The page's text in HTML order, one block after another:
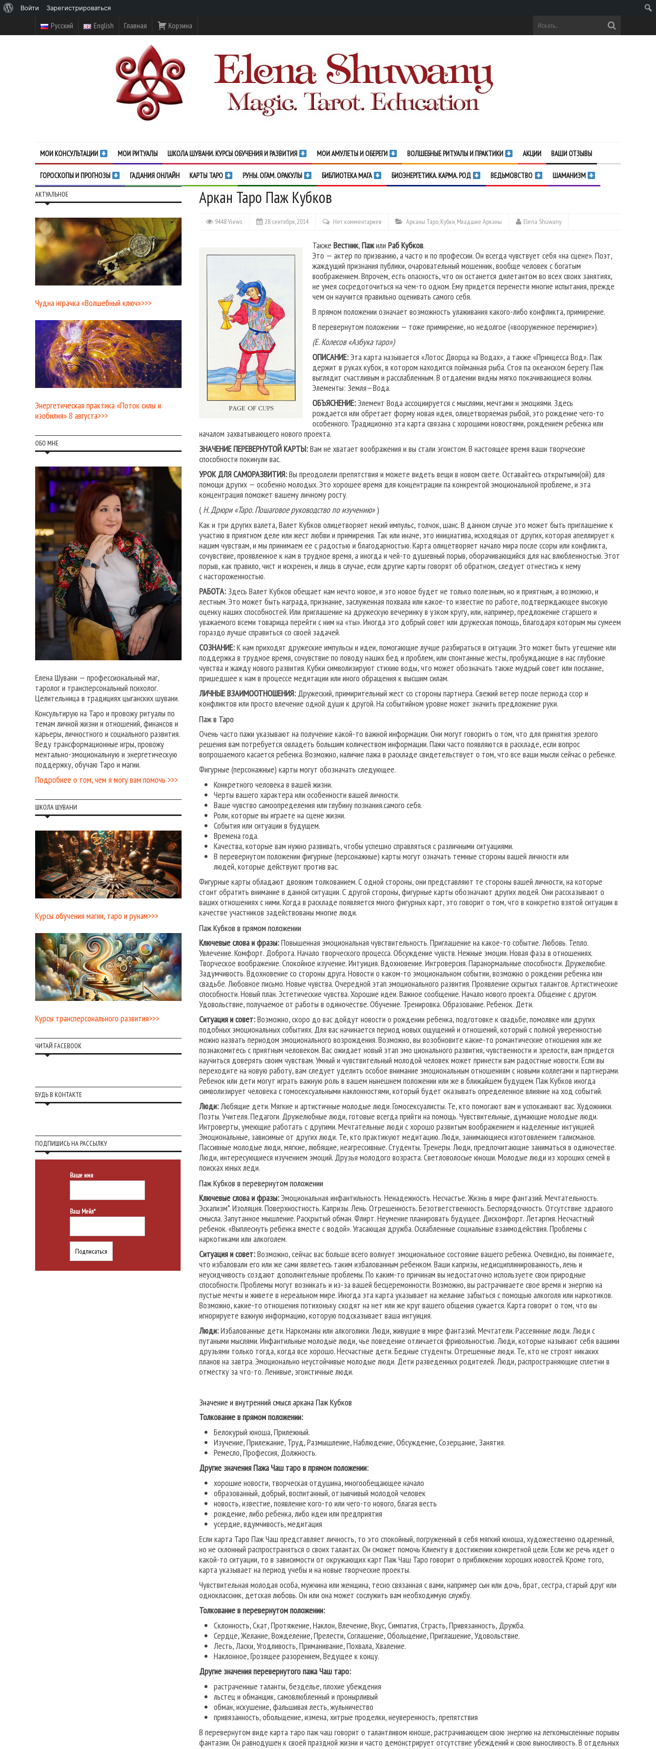
Русский English Главная Корзина
МОИ КОНСУЛЬТАЦИИ МОИ РИТУАЛЫ ШКОЛА ШУВАНИ. КУРСЫ ОБУЧЕНИЯ И РАЗВИТИЯ МОИ АМУЛЕТЫ И ОБЕРЕГИ ВОЛШЕБНЫЕ РИТУАЛЫ И ПРАКТИКИ АКЦИИ ВАШИ ОТЗЫВЫ
ГОРОСКОПЫ И ПРОГНОЗЫ ГАДАНИЯ ОНЛАЙН КАРТЫ ТАРО РУНЫ. ОГАМ. ОРАКУЛЫ БИБЛИОТЕКА МАГА БИОЭНЕРГЕТИКА. КАРМА. РОД ВЕДЬМОВСТВО ШАМАНИЗМ
Аркан Таро Паж Кубков
9448 Views 28 сентября, 2014 Нет комментариев Арканы Таро,Кубки,Младшие Арканы Elena Shuwany
Также Вестник,Пажили Раб Кубков.
Это — актер по призванию, а часто и по профессии. Он всегда чувствует себя «на сцене». Поэт,
жаждущий признания публики, очаровательный мошенник, вообще человек с богатым
воображением. Впрочем, есть опасность, что он останется дилетантом во всех своих занятиях,
не умея сосредоточиться на чем-то одном. Ему придется перенести многие испытания, прежде
чем он научится правильно оценивать самого себя.
В прямом положении означает возможность улаживания какого-либо конфликта, примирение.
В перевернутом положении — тоже примирение, но недолгое («вооруженное перемирие»).
(Е. Колесов «Азбука таро»)
ОПИСАНИЕ:Эта карта называется «Лотос Дворца на Водах», а также «Принцесса Вод». Паж
держит в руках кубок, в котором находится пойманная рыба. Стоя па океанском 6epeгy. Паж
выглядит счастливым и расслабленным. В отдалении видны мягко покачивающиеся волны.
Элементы: Земля—Вода.
ОБЪЯСНЕНИЕ:Элемент Вода ассоциируется с мыслями, меч­тами н эмоциями. Здесь
рождается или обретает форму новая идея, олицетворяемая рыбой, это рождение чего-то
особенно­го. Традиционно эта карта связана с хорошими новостями, рождением ребенка или
началом захватывающего нового проекта.
ЗНАЧЕНИЕ ПЕРЕВЕРНУТОЙ КАРТЫ:Вам не хватает воображения и вы стали эго­истом. В настоящее время ваши творческие
способности покинули вас.
УРОК ДЛЯ САМОРАЗВИТИЯ:Вы преодолели препятствия и можете видеть вещи в новом свете. Оставайтесь открытыми(ой) для
помощи других — особенно моло­дых. Это хорошее время для концентрации па конкрентой эмоциональной пробле­ме, и эта
концентрация поможет вашему личному росту.
( Н. Дрюри «Таро. Пошаговое руководство по изучению»)
Как и три других валета, Валет Кубков олицетворяет некий импульс, толчок, шанс. В данном случае это может быть приглашение к
участию в приятном деле или жест любви и примирения. Так или иначе, это инициатива, исходящая от других, которая апеллирует к
нашим чувствам, и мы принимаем ее с радостью и благодарностью. Карта олицетворяет начало мира после ссоры или конфликта,
сочувствие, проявленное к нам в трудное время, а иногда и чей-то душевный порыв, оборачивающийся для нас влюбленностью. Этот
порыв, как правило, чист и искренен, и лишь в случае, если другие карты говорят об обратном, следует отнестись к нему
с настороженностью.
РАБОТА: Здесь Валет Кубков обещает нам нечто новое, и это новое будет не только полезным, но и приятным, а возможно, и
лестным. Это может быть награда, признание, заслуженная похвала или какое-то известие по работе, подтверждающее высокую
оценку наших способностей. Или приглашение на дружескую вечеринку в узком кругу, или, например, предложение старшего и
уважаемого всеми товарища перейти с ним на «ты». Иногда это добрый совет или дружеская помощь, благодаря которым мы сумеем
гораздо лучше справиться со своей задачей.
СОЗНАНИЕ:К нам приходят дружеские импульсы и идеи, помогающие лучше разбираться в ситуации. Это может быть утешение или
поддержка в трудное время, сочувствие по поводу наших бед и проблем, или спонтанные жесты, пробуждающие в нас глубокие
чувства и жажду нового развития. Кубки символизируют стихию воды, что может обозначать также мудрый совет или послание,
пришедшее к нам в процессе медитации или иного обращения к высшим силам.
ЛИЧНЫЕ ВЗАИМООТНОШЕНИЯ: Дружеский, примирительный жест со стороны партнера. Свежий ветер после периода ссор и
конфликтов или просто влечение одной души к другой. На событийном уровне может значить предложение руки.
Паж в Таро
Очень часто пажи указывают на получение какой-то важной информации. Они могут говорить о том, что для принятия зрелого
решения вам потребуется овладеть большим количеством информации. Пажи часто появляются в раскладе, если вопрос
вопрошаемого касается ребенка. Возможно, наличие пажа в раскладе свидетельствует о том, что все ваши мысли сейчас о ребенке.
Фигурные (персонажные) карты могут обозначать следующее.
Конкретного человека в вашей жизни.
Черты вашего характера или особенности вашей личности.
Ваше чувство самоопределения или глубину познания.самого себя.
Роли, которые вы играете на сцене жизни.
События или ситуации в будущем.
Времена года.
Качества, которые вам нужно развивать, чтобы успешно справляться с различными ситуациями.
В перевернутом положении фигурные (персонажные) карты могут означать темные стороны вашей личности или
людей, которые действуют против вас.
Фигурные карты обладают двояким толкованием. С одной стороны, они представляют те стороны вашей личности, на которые
стоит обратить внимание в данной ситуации. С другой стороны, фигурные карты обозначают других людей. Они рассказывают о
ваших отношениях с ними. Когда в раскладе появляется много фигурных карт, это говорит о том, что в конкретно взятой ситуации в
качестве участников задействованы многие люди.
Паж Кубков в прямом положении
Ключевые слова и фразы:Повышенная эмоциональная чувствительность. Приглашение на какое-то событие. Любовь. Тепло.
Увлечение. Комфорт. Доброта. Начало творческого процесса. Обсуждение чувств. Нежные эмоции. Новая фаза в отношениях.
Творческое воображение. Спокойное изучение. Интуиция. Вдохновение. Интроверсия. Паранормальные способности. Дружелюбие.
Задумчивость. Вдохновение со стороны друга. Новости о каком-то эмоциональном событии, возможно о рождении ребенка или
свадьбе. Любовное письмо. Новые чувства. Очередной этап эмоционального развития. Проявление скрытых талантов. Артистические
способности. Новый план. Эстетические чувства. Хорошие идеи. Важное сообщение. Начало нового проекта. Общение с другом.
Удовольствие, получаемое от работы в одиночестве. Обучение. Тренировка. Образование. Ребенок. Дети.
Ситуация и совет:Возможно, скоро до вас дойдут новости о рождении ребенка, подготовке к свадьбе, помолвке или других
подобных эмоциональных событиях. Для вас начинается период новых ощущений и отношений, который с полной уверенностью
можно назвать периодом эмоционального возрождения. Возможно, вы возобновите какие-то романтические отношения или же
познакомитесь с приятным человеком. Вас ожидает новый этап эмо ционального развития, чувственности и зрелости, вам придется
научиться доверять своим чувствам. Умный и чувствительный молодой человек может принести вам радостные новости. Если вы
переходите на новую работу, вам следует уделить особое внимание эмоциональным отношениям с новыми коллегами и партнерами.
Ребенок или дети могут играть важную роль в вашем нынешнем положении или же в ближайшем будущем. Паж Кубков иногда
символизирует человека с гомосексуальными наклонностями, который будет оказывать определенное влияние на ход событий.
Люди:Любящие дети. Мягкие и артистичные молодые люди. Гомосексуалисты. Те, кто помогают вам и успокаивают вас. Художники.
Поэты. Учителя. Педагоги. Дружелюбные люди, готовые всегда прийти на помощь. Чувствительные, думающие молодые люди.
Интроверты, умеющие работать с другими. Мечтательные люди с хорошо развитым воображением и наделенные интуицией.
Эмоциональные, зависимые от других люди. Те, кто практикуют медитацию. Люди, занимающиеся изготовлением талисманов.
Пассивные молодые люди, мягкие, любящие, неагрессивные. Студенты. Тренеры. Люди, предпочитающие заниматься в одиночестве.
Люди, интересующиеся изучением эмоций. Друзья молодого возраста. Светловолосые юноши. Молодые люди из хороших семей в
поисках юных леди.
Паж Кубков в перевернутом положении
Ключевые слова и фразы:Эмоциональная инфантильность. Ненадежность. Несчастье. Жизнь в мире фантазий. Мечтательность.
Эскапизм*. Изоляция. Поверхностность. Капризы. Лень. Отрешенность. Безответственность. Беспорядочность. Отсутствие здравого
смысла. Запутанное мышление. Раскрытый обман. Флирт. Неумение планировать будущее. Дискомфорт. Летаргия. Несчастный
ребенок. «Выплеснуть ребенка вместе с водой». Угасающая дружба. Ослабленные социальные взаимодействия. Проблемы с
наркотиками или алкоголем.
Ситуация и совет:Возможно, сейчас вас больше всего волнует эмоциональное состояние вашего ребенка. Очевидно, вы понимаете,
что избаловали его или же сами являетесь таким избалованным ребенком. Ваши капризы, недисциплинированность, лень и
неусидчивость создают дополнительные проблемы. По каким-то причинам вы недостаточно используете свои природные
способности. Проблемы могут возникать и из-за вашей бесцеремонности. Возможно, вы растрачиваете свое время и энергию на
пустые мечты и живете в нереальном мире. Иногда эта карта указывает на желание забыться с помощью алкоголя или наркотиков.
Возможно, какие-то отношения потихоньку сходят на нет или же круг вашего общения сужается. Карта говорит о том, что вы
игнорируете важную информацию, которую подсказывает ваша интуиция.
Люди:Избалованные дети. Наркоманы или алкоголики. Люди, живущие в мире фантазий. Мечтатели. Рассеянные люди. Люди с
путаными мыслями. Инфантильные молодые люди, чье поведение отличается фривольностью. Люди, которые называют себя вашими
друзьями только тогда, когда все хорошо. Несчастные дети. Бедные студенты. Отрешенные люди. Те, кто не строят никаких
планов на завтра. Эмоционально неустойчивые молодые люди. Дети разведенных родителей. Люди, распространяющие сплетни в
отместку за что-то. Ленивые, эгоистичные люди.
Значение и внутренний смысл аркана Паж Кубков
Толкование в прямом положении:
Белокурый юноша, Прилежный.
Изучение, Прилежание, Труд, Размышление, Наблюдение, Обсуждение, Созерцание, Занятия.
Ремесло, Профессия, Должность.
Другие значения Пажа Чаш таро в прямом положении:
хорошие новости, творческая отдушина, многообещающее начало
образованный, добрый, воспитанный, отзывчивый молодой человек
новость, известие, появление кого-то или чего-то нового, благая весть
рождение, либо ребенка, либо идеи или предприятия
усердие, вдумчивость, медитация
Если карта Таро Паж Чаш представляет личность, то это спокойный, погруженный в себя мягкий юноша, художественно одаренный,
но не склонный распространяться о своих талантах. Он сможет помочь Клиенту в достижении конкретной цели. Если же речь идет о
какой-то ситуации, то в зависимости от окружающих карт Паж Чаш Таро говорит о приближении хороших новостей. Кроме того,
карта указывает на период учебы и на новые творческие проекты.
Чувствительная молодая особа, мужчина или женщина, тесно связанная с вами, например сын или дочь, брат, сестра, старый друг или
одноклассник, детская любовь. Он или она может сослужить вам необходимую службу.
Толкование в перевернутом положении:
Склонность, Скат, Протяжение, Наклон, Влечение, Вкус, Симпатия, Страсть, Привязанность, Дружба.
Сердце, Желание, Вожделение, Прелести, Соглашение, Обольщение, Приглашение, Удовольствие.
Лесть, Ласки, Угодливость, Приманивание, Похвала, Хваление.
Наклонное, Грозящее разорением, Ведущее к концу.
Другие значения перевернутого пажа Чаш таро:
растраченные таланты, безделье, плохие убеждения
льстец и обманщик, самовлюбленный и пронырливый
обман, искушение, фальшивая лесть, жульничество
привязанность, обольщение, измена, хитрые проделки, неуверенность, препятствия
В перевернутом виде карта таро паж чаш говорит о талантливом юноше, растрачивающем свою энергию на легкомысленные порывы
фантазии. Он равнодушен к своей праздной жизни и часто демонстрирует отсутствие убеждений и свою выносливость. В отдельных
АКТУАЛЬНОЕ
Чудна играчка «Волшебный ключ»>>>
Энергетическая практика «Поток силы и
изобилия» 8 августа>>>
ОБО МНЕ
Елена Шувани — профессиональный маг,
таролог и трансперсональный психолог.
Целительница в традициях цыганских шувани.
Консультирую на Таро и провожу ритуалы по
темам личной жизни и отношений, финансов и
карьеры, личностного и социального развития.
Веду трансформационные игры, провожу
ментально-эмоциональную и энергетическую
поддержку, обучаю Таро и магии.
Подробнее о том, чем я могу вам помочь >>>
ШКОЛА ШУВАНИ
Курсы обучения магии, таро и рунам>>>
Курсы трансперсонального развития>>>
ЧИТАЙ FACEBOOK
БУДЬ В КОНТАКТЕ
ПОДПИШИСЬ НА РАССЫЛКУ
Ваше имя
Ваш Мейл*
WordPress
Войти Зарегистрироваться